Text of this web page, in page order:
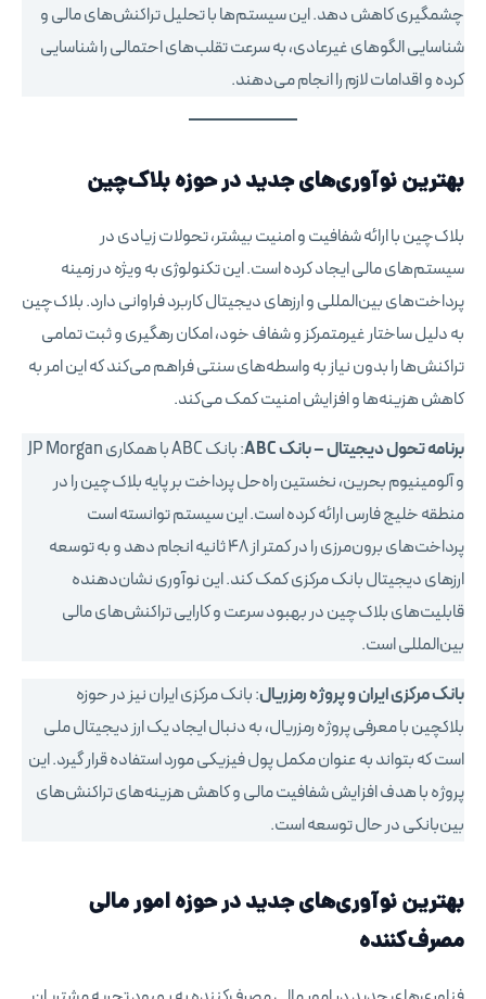
چشمگیری کاهش دهد. این سیستم‌ها با تحلیل تراکنش‌های مالی و
شناسایی الگوهای غیرعادی، به سرعت تقلب‌های احتمالی را شناسایی
کرده و اقدامات لازم را انجام می‌دهند.
بهترین نوآوری‌های جدید در حوزهبلاک‌چین
بلاک‌چین با ارائه شفافیت و امنیت بیشتر، تحولات زیادی در
سیستم‌های مالی ایجاد کرده است. این تکنولوژی به ویژه در زمینه
پرداخت‌های بین‌المللی و ارزهای دیجیتال کاربرد فراوانی دارد. بلاک‌چین
به دلیل ساختار غیرمتمرکز و شفاف خود، امکان رهگیری و ثبت تمامی
تراکنش‌ها را بدون نیاز به واسطه‌های سنتی فراهم می‌کند که این امر به
کاهش هزینه‌ها و افزایش امنیت کمک می‌کند.
برنامه تحول دیجیتال – بانک ABC
: بانک ABC با همکاری JP Morgan
و آلومینیوم بحرین، نخستین راه‌حل پرداخت بر پایه بلاک‌چین را در
منطقه خلیج فارس ارائه کرده است. این سیستم توانسته است
پرداخت‌های برون‌مرزی را در کمتر از ۴۸ ثانیه انجام دهد و به توسعه
ارزهای دیجیتال بانک مرکزی کمک کند. این نوآوری نشان‌دهنده
قابلیت‌های بلاک‌چین در بهبود سرعت و کارایی تراکنش‌های مالی
بین‌المللی است.
بانک مرکزی ایران و پروژه رمزریال: بانک مرکزی ایران نیز در حوزه
بلاکچین با معرفی پروژه رمزریال، به دنبال ایجاد یک ارز دیجیتال ملی
است که بتواند به عنوان مکمل پول فیزیکی مورد استفاده قرار گیرد. این
پروژه با هدف افزایش شفافیت مالی و کاهش هزینه‌های تراکنش‌های
بین‌بانکی در حال توسعه است.
بهترین نوآوری‌های جدید در حوزهامور مالی
مصرف‌کننده